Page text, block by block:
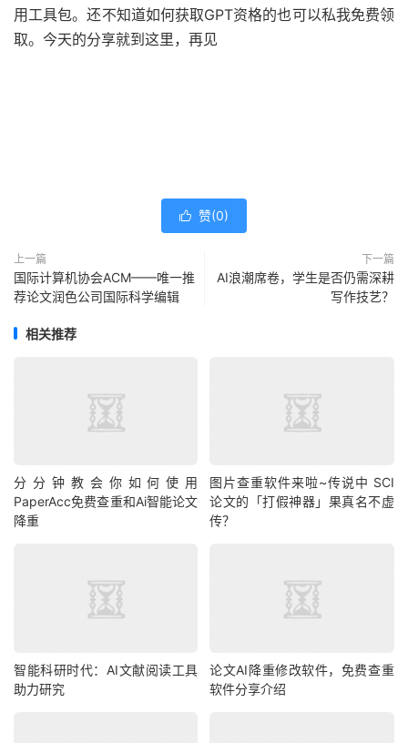
用工具包。还不知道如何获取GPT资格的也可以私我免费领
取。今天的分享就到这里，再见
 赞(0)
上一篇
国际计算机协会ACM——唯一推
荐论文润色公司国际科学编辑
下一篇
AI浪潮席卷，学生是否仍需深耕
写作技艺？
相关推荐
分分钟教会你如何使用
PaperAcc免费查重和Ai智能论文
降重
图片查重软件来啦~传说中 SCI
论文的「打假神器」果真名不虚
传？
智能科研时代：AI文献阅读工具
助力研究
论文AI降重修改软件，免费查重
软件分享介绍